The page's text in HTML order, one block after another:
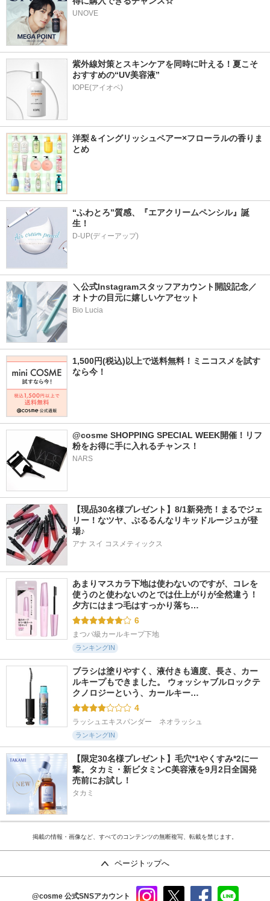
UNOVE
紫外線対策とスキンケアを同時に叶える！夏こそ
おすすめの“UV美容液”
IOPE(アイオペ)
洋梨＆イングリッシュペアー×フローラルの香りま
とめ
“ふわとろ”質感、『エアクリームペンシル』誕
生！
D-UP(ディーアップ)
＼公式Instagramスタッフアカウント開設記念／
オトナの目元に嬉しいケアセット
Bio Lucia
1,500円(税込)以上で送料無料！ミニコスメを試す
なら今！
@cosme SHOPPING SPECIAL WEEK開催！リフ
粉をお得に手に入れるチャンス！
NARS
【現品30名様プレゼント】8/1新発売！まるでジェ
リー！なツヤ、ぷるるんなリキッドルージュが登
場♪
アナ スイ コスメティックス
あまりマスカラ下地は使わないのですが、コレを
使うのと使わないのとでは仕上がりが全然違う！
夕方にはまつ毛はすっかり落ち…
6
まつパ級カールキープ下地
ランキングIN
ブラシは塗りやすく、液付きも適度、長さ、カー
ルキープもできました。 ウォッシャブルロックテ
クノロジーという、カールキー…
4
ラッシュエキスパンダー　ネオラッシュ
ランキングIN
【限定30名様プレゼント】毛穴*1やくすみ*2に一
撃。タカミ・新ビタミンC美容液を9月2日全国発
売前にお試し！
タカミ
掲載の情報・画像など、すべてのコンテンツの無断複写、転載を禁じます。
ページトップへ
@cosme 公式SNSアカウント